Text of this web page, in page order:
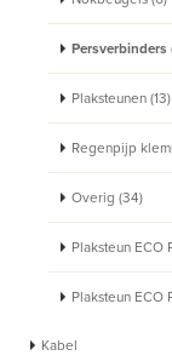
Persverbinders
Plaksteunen (13)
Regenpijp
Overig (34)
Plaksteun ECO
Plaksteun ECO
Kabel